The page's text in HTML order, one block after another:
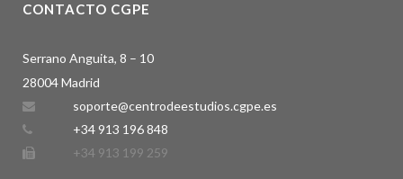
CONTACTO CGPE
Serrano Anguita, 8 – 10
28004 Madrid
soporte@centrodeestudios.cgpe.es
+34 913 196 848
+34 913 199 259